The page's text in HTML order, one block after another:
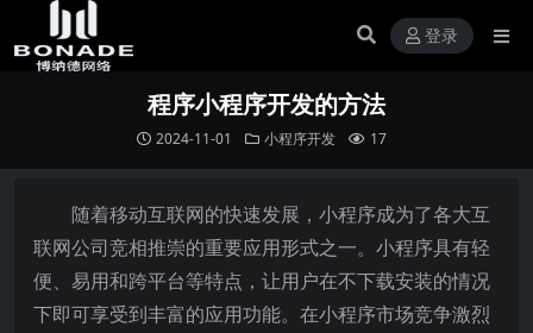
登录
程序小程序开发的方法
2024-11-01 小程序开发 17
随着移动互联网的快速发展，小程序成为了各大互
联网公司竞相推崇的重要应用形式之一。小程序具有轻
便、易用和跨平台等特点，让用户在不下载安装的情况
下即可享受到丰富的应用功能。在小程序市场竞争激烈